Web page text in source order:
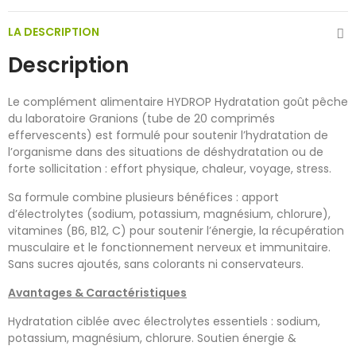
LA DESCRIPTION
Description
Le complément alimentaire HYDROP Hydratation goût pêche
du laboratoire Granions (tube de 20 comprimés
effervescents) est formulé pour soutenir l’hydratation de
l’organisme dans des situations de déshydratation ou de
forte sollicitation : effort physique, chaleur, voyage, stress.
Sa formule combine plusieurs bénéfices : apport
d’électrolytes (sodium, potassium, magnésium, chlorure),
vitamines (B6, B12, C) pour soutenir l’énergie, la récupération
musculaire et le fonctionnement nerveux et immunitaire.
Sans sucres ajoutés, sans colorants ni conservateurs.
Avantages & Caractéristiques
Hydratation ciblée avec électrolytes essentiels : sodium,
potassium, magnésium, chlorure. Soutien énergie &